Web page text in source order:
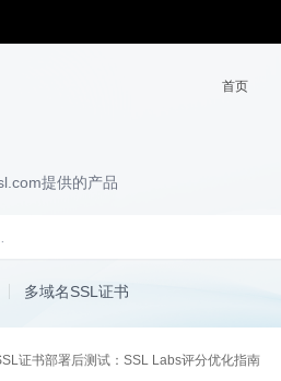
首页
提供的产品
多域名SSL证书
证书部署后测试：SSL Labs评分优化指南